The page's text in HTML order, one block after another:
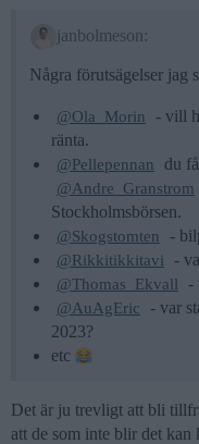
janbolmeson:
Några förutsägelser jag
@Ola_Morin
- vill
ränta.
@Pellepennan du
@Andre_Granstrom
Stockholmsbörsen.
@Skogstomten -
@Rikkitikkitavi -
@Thomas_Ekvall -
@AuAgEric
- var
2023?
etc
Det är ju trevligt att bli
att de som inte blir det